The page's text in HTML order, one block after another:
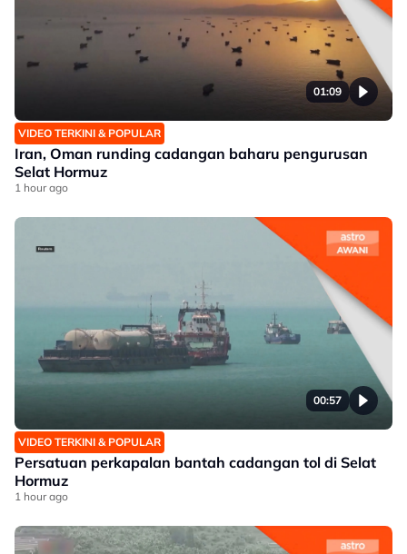
01:09
VIDEO TERKINI & POPULAR
Iran, Oman runding cadangan baharu pengurusan
Selat Hormuz
1 hour ago
00:57
VIDEO TERKINI & POPULAR
Persatuan perkapalan bantah cadangan tol di Selat
Hormuz
1 hour ago